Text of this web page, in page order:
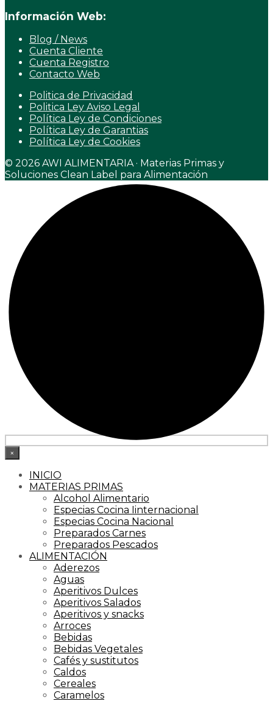
Información Web:
Blog / News
Cuenta Cliente
Cuenta Registro
Contacto Web
Politica de Privacidad
Politica Ley Aviso Legal
Política Ley de Condiciones
Política Ley de Garantias
Política Ley de Cookies
© 2026 AWI ALIMENTARIA · Materias Primas y
Soluciones Clean Label para Alimentación
×
INICIO
MATERIAS PRIMAS
Alcohol Alimentario
Especias Cocina Iinternacional
Especias Cocina Nacional
Preparados Carnes
Preparados Pescados
ALIMENTACIÓN
Aderezos
Aguas
Aperitivos Dulces
Aperitivos Salados
Aperitivos y snacks
Arroces
Bebidas
Bebidas Vegetales
Cafés y sustitutos
Caldos
Cereales
Caramelos